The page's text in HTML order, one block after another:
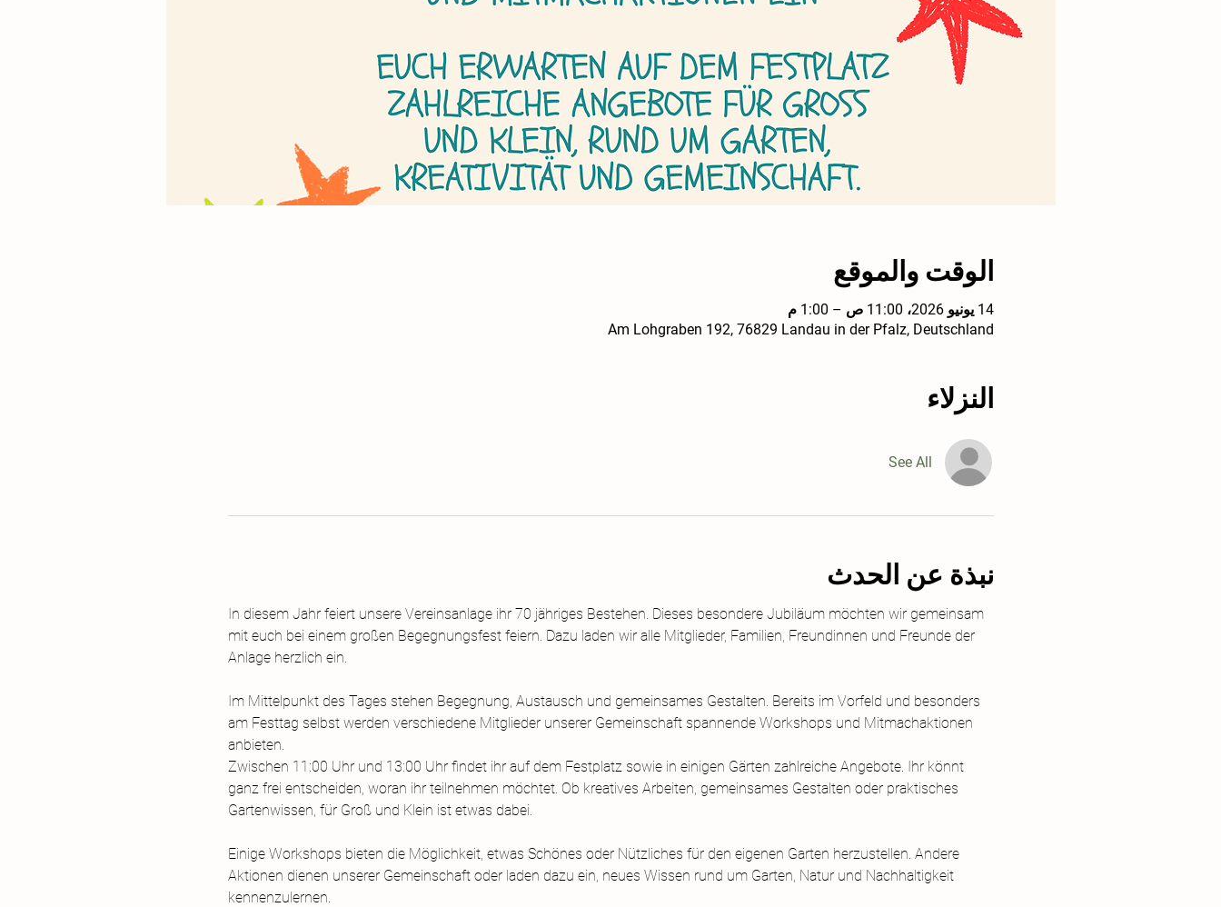
الوقت والموقع
14 يونيو 2026، 11:00 ص – 1:00 م
Am Lohgraben 192, 76829 Landau in der Pfalz, Deutschland
النزلاء
See All
نبذة عن الحدث
In diesem Jahr feiert unsere Vereinsanlage ihr 70 jähriges Bestehen. Dieses besondere Jubiläum möchten wir gemeinsam
mit euch bei einem großen Begegnungsfest feiern. Dazu laden wir alle Mitglieder, Familien, Freundinnen und Freunde der
Anlage herzlich ein.
Im Mittelpunkt des Tages stehen Begegnung, Austausch und gemeinsames Gestalten. Bereits im Vorfeld und besonders
am Festtag selbst werden verschiedene Mitglieder unserer Gemeinschaft spannende Workshops und Mitmachaktionen
anbieten.
Zwischen 11:00 Uhr und 13:00 Uhr findet ihr auf dem Festplatz sowie in einigen Gärten zahlreiche Angebote. Ihr könnt
ganz frei entscheiden, woran ihr teilnehmen möchtet. Ob kreatives Arbeiten, gemeinsames Gestalten oder praktisches
Gartenwissen, für Groß und Klein ist etwas dabei.
Einige Workshops bieten die Möglichkeit, etwas Schönes oder Nützliches für den eigenen Garten herzustellen. Andere
Aktionen dienen unserer Gemeinschaft oder laden dazu ein, neues Wissen rund um Garten, Natur und Nachhaltigkeit
kennenzulernen.